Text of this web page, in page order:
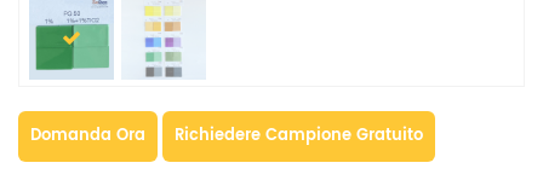
Domanda Ora Richiedere Campione Gratuito